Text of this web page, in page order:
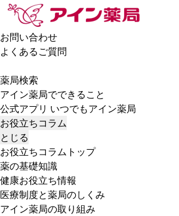
お問い合わせ
よくあるご質問
薬局検索
アイン薬局でできること
公式アプリ いつでもアイン薬局
お役立ちコラム
とじる
お役立ちコラムトップ
薬の基礎知識
健康お役立ち情報
医療制度と薬局のしくみ
アイン薬局の取り組み